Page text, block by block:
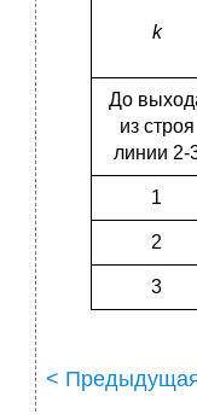
k
До
из строя
линии 2-
1
2
3
<